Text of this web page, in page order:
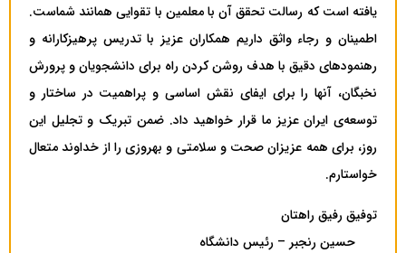
یافته است که رسالت تحقق آن با معلمین با تقوایی همانند شماست.
اطمینان و رجاء واثق داریم همکاران عزیز با تدریس پرهیزکارانه و
رهنمودهای دقیق با هدف روشن کردن راه برای دانشجویان و پرورش
نخبگان، آنها را برای ایفای نقش اساسی و پراهمیت در ساختار و
توسعه‌ی ایران عزیز ما قرار خواهید داد. ضمن تبریک و تجلیل این
روز، برای همه عزیزان صحت و سلامتی و بهروزی را از خداوند متعال
خواستارم.
توفیق رفیق راهتان
حسین رنجبر – رئیس دانشگاه